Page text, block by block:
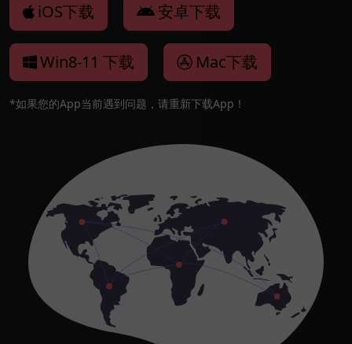
iOS下载 安卓下载
Win8-11 下载 Mac下载
*如果您的App当前遇到问题，请重新下载App！